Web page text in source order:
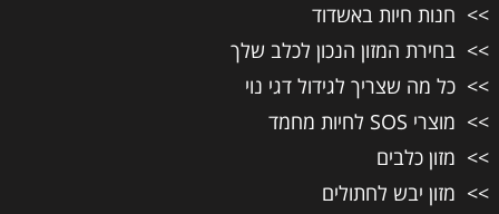
חנות חיות באשדוד
בחירת המזון הנכון לכלב שלך
כל מה שצריך לגידול דגי נוי
מוצרי SOS לחיות מחמד
מזון כלבים
מזון יבש לחתולים